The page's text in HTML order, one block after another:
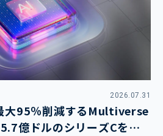
2026.07.31
大95％削減するMultiverse
億ドルのシリーズCを発